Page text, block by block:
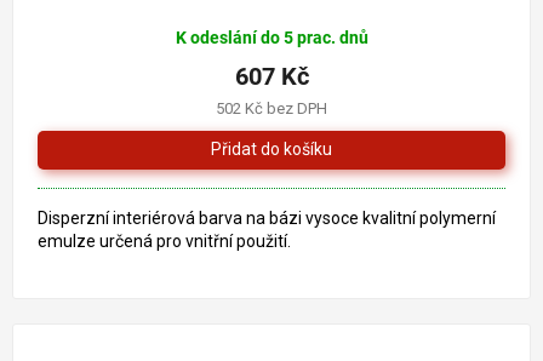
K odeslání do 5 prac. dnů
502 Kč bez DPH
607 Kč
Disperzní interiérová barva na bázi vysoce kvalitní polymerní
emulze určená pro vnitřní použití.